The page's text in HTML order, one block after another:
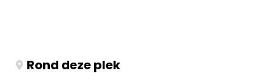
Rond deze plek